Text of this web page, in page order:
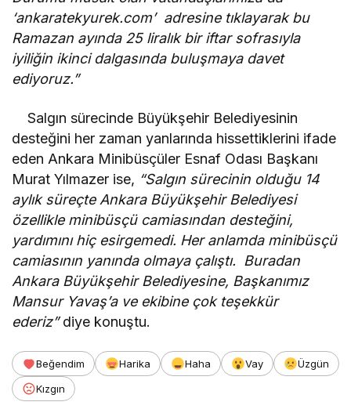
‘ankaratekyurek.com’ adresine tıklayarak bu
Ramazan ayında 25 liralık bir iftar sofrasıyla
iyiliğin ikinci dalgasında buluşmaya davet
ediyoruz.”
Salgın sürecinde Büyükşehir Belediyesinin
desteğini her zaman yanlarında hissettiklerini ifade
eden Ankara Minibüsçüler Esnaf Odası Başkanı
Murat Yılmazer ise, “Salgın sürecinin olduğu 14
aylık süreçte Ankara Büyükşehir Belediyesi
özellikle minibüsçü camiasından desteğini,
yardımını hiç esirgemedi. Her anlamda minibüsçü
camiasının yanında olmaya çalıştı. Buradan
Ankara Büyükşehir Belediyesine, Başkanımız
Mansur Yavaş’a ve ekibine çok teşekkür
ederiz”diye konuştu.
Beğendim Harika Haha Vay
Üzgün
Kızgın